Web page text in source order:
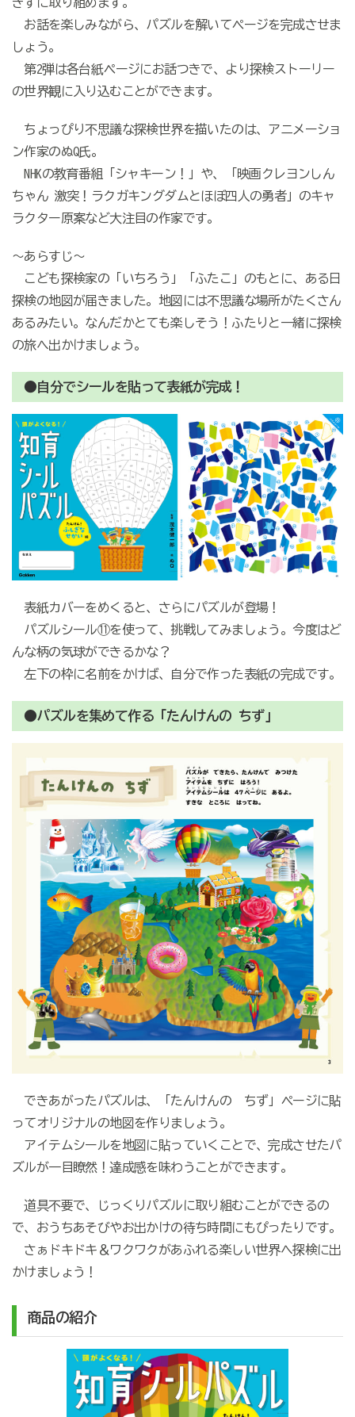
お話を楽しみながら、パズルを解いてページを完成させま
しょう。
第2弾は各台紙ページにお話つきで、より探検ストーリー
の世界観に入り込むことができます。
ちょっぴり不思議な探検世界を描いたのは、アニメーショ
ン作家のぬQ氏。
NHKの教育番組「シャキーン！」や、「映画クレヨンしん
ちゃん 激突！ラクガキングダムとほぼ四人の勇者」のキャ
ラクター原案など大注目の作家です。
～あらすじ～
こども探検家の「いちろう」「ふたこ」のもとに、ある日
探検の地図が届きました。地図には不思議な場所がたくさん
あるみたい。なんだかとても楽しそう！ふたりと一緒に探検
の旅へ出かけましょう。
●自分でシールを貼って表紙が完成！
表紙カバーをめくると、さらにパズルが登場！
パズルシール⑪を使って、挑戦してみましょう。今度はど
んな柄の気球ができるかな？
左下の枠に名前をかけば、自分で作った表紙の完成です。
●パズルを集めて作る「たんけんの ちず」
できあがったパズルは、「たんけんの ちず」ページに貼
ってオリジナルの地図を作りましょう。
アイテムシールを地図に貼っていくことで、完成させたパ
ズルが一目瞭然！達成感を味わうことができます。
道具不要で、じっくりパズルに取り組むことができるの
で、おうちあそびやお出かけの待ち時間にもぴったりです。
さぁドキドキ＆ワクワクがあふれる楽しい世界へ探検に出
かけましょう！
商品の紹介